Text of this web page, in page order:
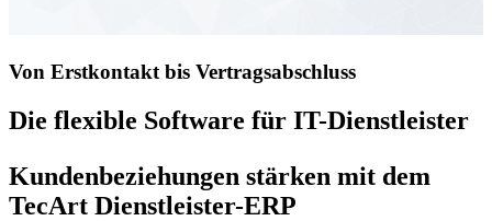
Von Erstkontakt bis Vertragsabschluss
Die flexible Software für IT-Dienstleister
Kundenbeziehungen stärken mit dem
TecArt Dienstleister-ERP